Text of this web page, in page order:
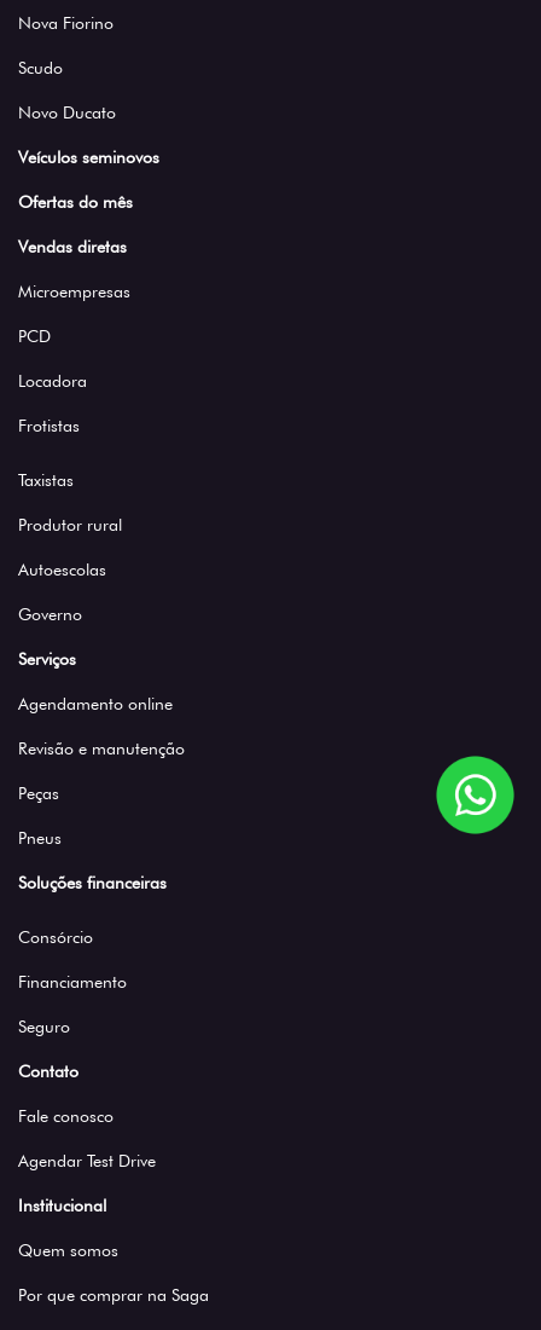
Nova Fiorino
Scudo
Novo Ducato
Veículos seminovos
Ofertas do mês
Vendas diretas
Microempresas
PCD
Locadora
Frotistas
Taxistas
Produtor rural
Autoescolas
Governo
Serviços
Agendamento online
Revisão e manutenção
Peças
Pneus
Soluções financeiras
Consórcio
Financiamento
Seguro
Contato
Fale conosco
Agendar Test Drive
Institucional
Quem somos
Por que comprar na Saga